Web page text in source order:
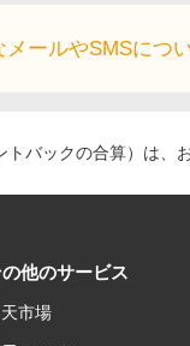
メールやSMSにつ
バックの合算）は
他のサービス
市場